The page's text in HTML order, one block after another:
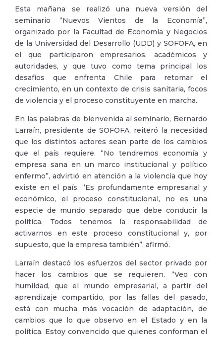
Esta mañana se realizó una nueva versión del
seminario “Nuevos Vientos de la Economía”,
organizado por la Facultad de Economía y Negocios
de la Universidad del Desarrollo (UDD) y SOFOFA, en
el que participaron empresarios, académicos y
autoridades, y que tuvo como tema principal los
desafíos que enfrenta Chile para retomar el
crecimiento, en un contexto de crisis sanitaria, focos
de violencia y el proceso constituyente en marcha.
En las palabras de bienvenida al seminario, Bernardo
Larraín, presidente de SOFOFA, reiteró la necesidad
que los distintos actores sean parte de los cambios
que el país requiere. “No tendremos economía y
empresa sana en un marco institucional y político
enfermo”, advirtió en atención a la violencia que hoy
existe en el país. “Es profundamente empresarial y
económico, el proceso constitucional, no es una
especie de mundo separado que debe conducir la
política. Todos tenemos la responsabilidad de
activarnos en este proceso constitucional y, por
supuesto, que la empresa también”, afirmó.
Larraín destacó los esfuerzos del sector privado por
hacer los cambios que se requieren. “Veo con
humildad, que el mundo empresarial, a partir del
aprendizaje compartido, por las fallas del pasado,
está con mucha más vocación de adaptación, de
cambios que lo que observo en el Estado y en la
política. Estoy convencido que quienes conforman el